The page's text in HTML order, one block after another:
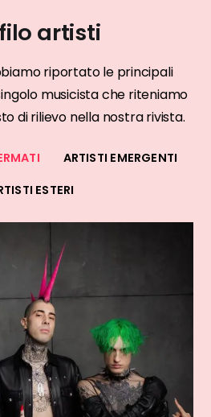
artisti
riportato le principali
musicista che riteniamo
di rilievo nella nostra rivista.
ARTISTI EMERGENTI
ESTERI